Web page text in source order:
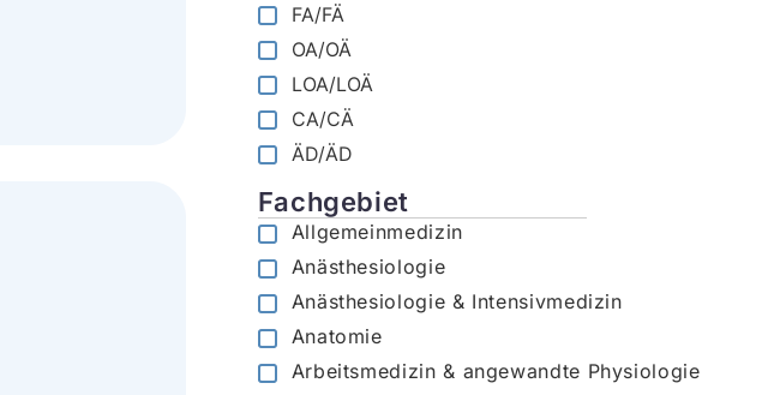
FA/FÄ
OA/OÄ
LOA/LOÄ
CA/CÄ
ÄD/ÄD
Fachgebiet
Allgemeinmedizin
Anästhesiologie
Anästhesiologie & Intensivmedizin
Anatomie
Arbeitsmedizin & angewandte Physiologie